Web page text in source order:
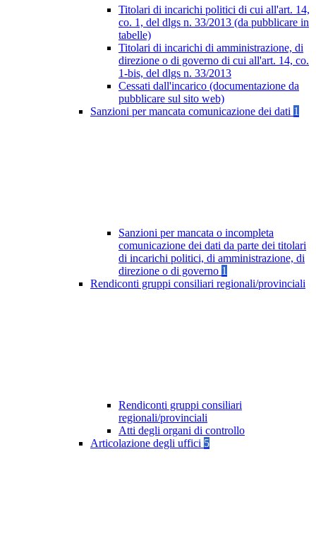
Titolari di incarichi politici di cui all'art. 14,
co. 1, del dlgs n. 33/2013 (da pubblicare in
tabelle)
Titolari di incarichi di amministrazione, di
direzione o di governo di cui all'art. 14, co.
1-bis, del dlgs n. 33/2013
Cessati dall'incarico (documentazione da
pubblicare sul sito web)
Sanzioni per mancata comunicazione dei dati 1
Sanzioni per mancata o incompleta
comunicazione dei dati da parte dei titolari
di incarichi politici, di amministrazione, di
direzione o di governo 1
Rendiconti gruppi consiliari regionali/provinciali
Rendiconti gruppi consiliari
regionali/provinciali
Atti degli organi di controllo
Articolazione degli uffici 5